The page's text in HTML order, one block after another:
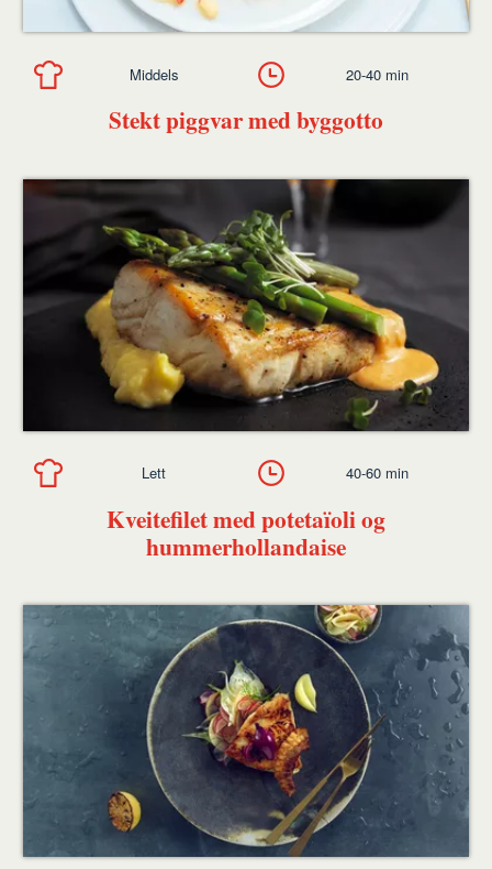
Stekt piggvar med byggotto
Middels 20-40 min
Kveitefilet med potetaïoli og
hummerhollandaise
Lett 40-60 min